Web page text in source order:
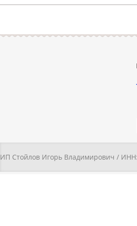
ИП Стойлов Игорь Владимирович /